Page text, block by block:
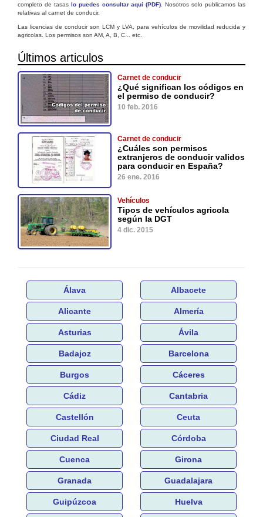
completo de tasas lo puedes consultar aquí (PDF) . Nosotros solo publicamos las
relativas al carnet de conducir.
Las licencias de conducir son LCM y LVA, para vehículos de movilidad reducida y
agricolas. Los permisos son AM, A, B, C... etc.
Últimos articulos
Carnet de conducir
¿Qué significan los códigos en
el permiso de conducir?
10 feb. 2016
Carnet de conducir
¿Cuáles son permisos
extranjeros de conducir validos
para conducir en España?
26 ene. 2016
Vehículos
Tipos de vehículos agricola
según la DGT
4 dic. 2015
Álava Albacete
Alicante Almería
Asturias Ávila
Badajoz Barcelona
Burgos Cáceres
Cádiz Cantabria
Castellón Ceuta
Ciudad Real Córdoba
Cuenca Girona
Granada Guadalajara
Guipúzcoa Huelva